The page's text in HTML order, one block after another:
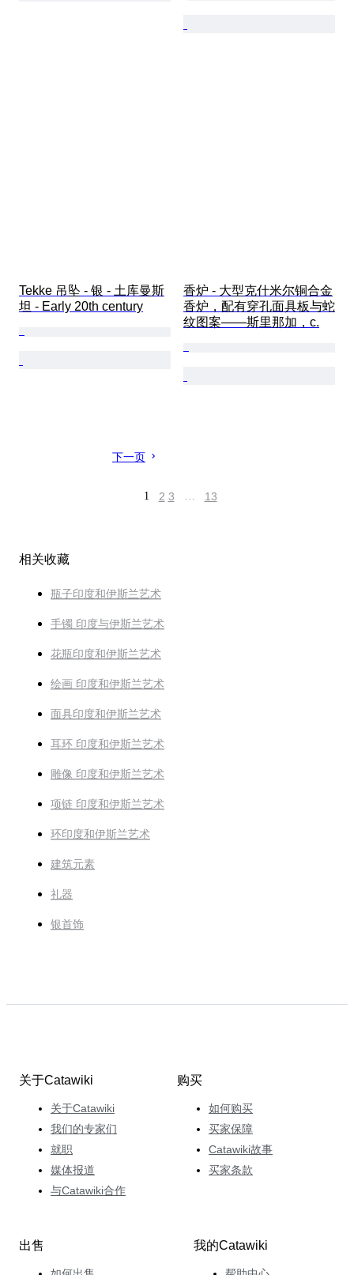
Tekke 吊坠 - 银 - 土库曼斯
坦 - Early 20th century
香炉 - 大型克什米尔铜合金
香炉，配有穿孔面具板与蛇
纹图案——斯里那加，c.
下一页
1 2 3 … 13
相关收藏
瓶子印度和伊斯兰艺术
手镯 印度与伊斯兰艺术
花瓶印度和伊斯兰艺术
绘画 印度和伊斯兰艺术
面具印度和伊斯兰艺术
耳环 印度和伊斯兰艺术
雕像 印度和伊斯兰艺术
项链 印度和伊斯兰艺术
环印度和伊斯兰艺术
建筑元素
礼器
银首饰
关于Catawiki
关于Catawiki
我们的专家们
就职
媒体报道
与Catawiki合作
购买
如何购买
买家保障
Catawiki故事
买家条款
出售 我的Catawiki